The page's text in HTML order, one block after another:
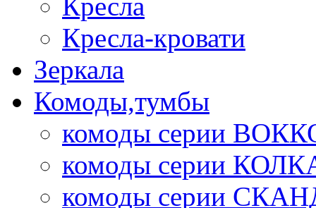
Кресла
Кресла-кровати
Зеркала
Комоды,тумбы
комоды серии
комоды серии
комоды серии